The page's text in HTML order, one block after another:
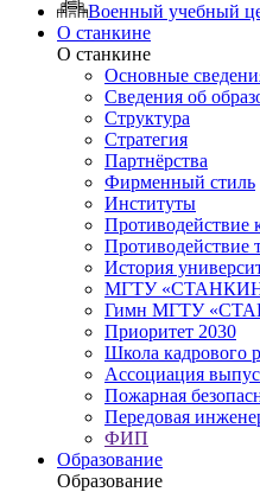
Военный учебный
О станкине
О станкине
Основные
Сведения об
Структура
Стратегия
Партнёрства
Фирменный стиль
Институты
Противодействие
Противодействие
История
МГТУ «СТАНКИН»
Гимн МГТУ
Приоритет 2030
Школа кадрового
Ассоциация
Пожарная
Передовая
ФИП
Образование
Образование